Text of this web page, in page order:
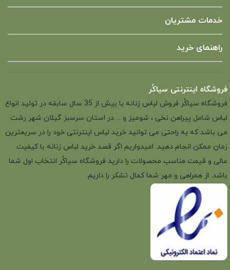
خدمات مشتریان
راهنمای خرید
فروشگاه اینترنتی سیاکُر
فروشگاه سیاکُر فروش لباس زنانه با بیش از 35 سال سابقه در تولید انواع
لباس شامل پیراهن نخی ، شومیز و ... در استان سرسبز گیلان شهر رشت
می باشد که به راحتی می توانید خرید لباس اینترنتی خود را در سریعترین
زمان ممکن انجام دهید. امیدواریم اگر قصد خرید لباس زنانه با کیفیت
عالی و قیمت مناسب محصولات را دارید فروشگاه سیاکُر انتخاب اول شما
باشد. از همراهی و مهر شما کمال تشکر را داریم.